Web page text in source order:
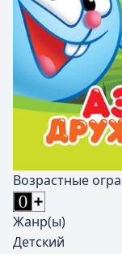
Возрастные
Жанр(ы)
Детский